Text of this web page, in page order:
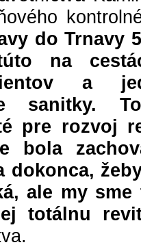
do Trnavy
na
a
sanitky.
pre rozvoj
bola
dokonca,
ale my
totálnu